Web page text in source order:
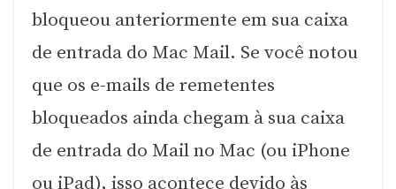
bloqueou anteriormente em sua caixa
de entrada do Mac Mail. Se você notou
que os e-mails de remetentes
bloqueados ainda chegam à sua caixa
de entrada do Mail no Mac (ou iPhone
ou iPad), isso acontece devido às